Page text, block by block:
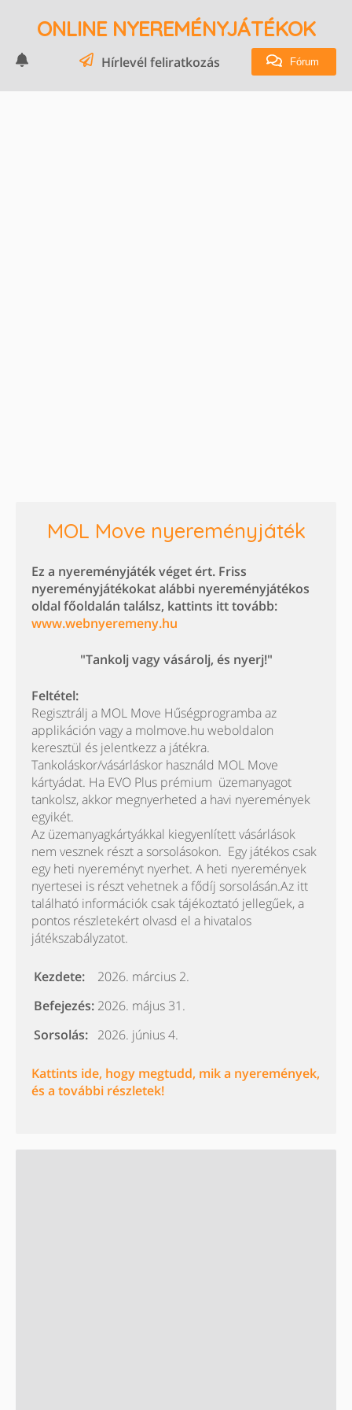
ONLINE NYEREMÉNYJÁTÉKOK
Hírlevél feliratkozás Fórum
MOL Move nyereményjáték
Ez a nyereményjáték véget ért. Friss
nyereményjátékokat alábbi nyereményjátékos
oldal főoldalán találsz, kattints itt tovább:
www.webnyeremeny.hu
"Tankolj vagy vásárolj, és nyerj!"
Feltétel:
Regisztrálj a MOL Move Hűségprogramba az
applikáción vagy a molmove.hu weboldalon
keresztül és jelentkezz a játékra.
Tankoláskor/vásárláskor használd MOL Move
kártyádat. Ha EVO Plus prémium üzemanyagot
tankolsz, akkor megnyerheted a havi nyeremények
egyikét.
Az üzemanyagkártyákkal kiegyenlített vásárlások
nem vesznek részt a sorsolásokon. Egy játékos csak
egy heti nyereményt nyerhet. A heti nyeremények
nyertesei is részt vehetnek a fődíj sorsolásán.Az itt
található információk csak tájékoztató jellegűek, a
pontos részletekért olvasd el a hivatalos
játékszabályzatot.
Kezdete:
2026. március 2.
Befejezés: 2026. május 31.
Sorsolás: 2026. június 4.
Kattints ide, hogy megtudd, mik a nyeremények,
és a további részletek!